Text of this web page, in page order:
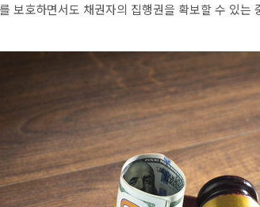
보호하면서도 채권자의 집행권을 확보할 수 있는